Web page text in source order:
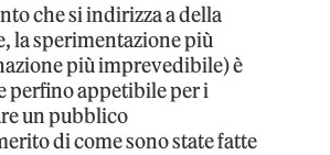
che si indirizza a della
la sperimentazione più
più imprevedibile) è
perfino appetibile per i
un pubblico
di come sono state fatte